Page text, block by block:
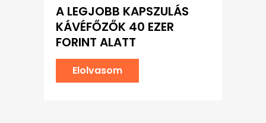
A LEGJOBB KAPSZULÁS
KÁVÉFŐZŐK 40 EZER
FORINT ALATT
Elolvasom